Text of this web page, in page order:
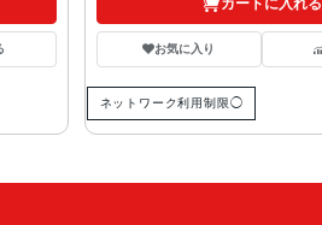
お気に入り
ネットワーク利用制限◯